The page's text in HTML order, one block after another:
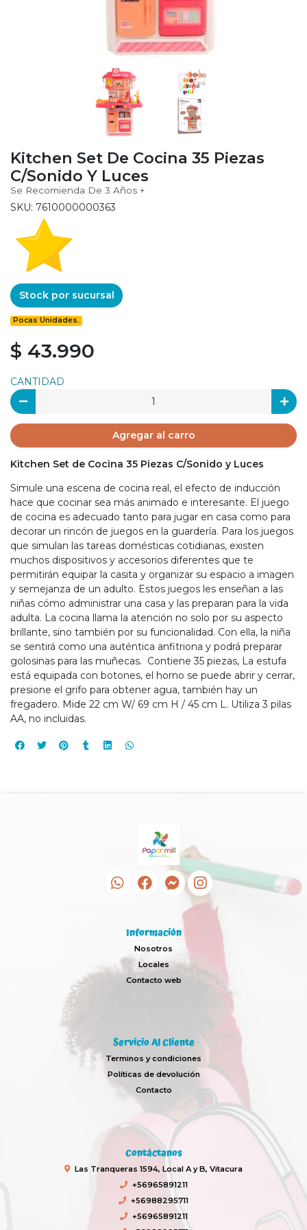
Kitchen Set De Cocina 35 Piezas
C/Sonido Y Luces
Se Recomienda De 3 Años +
SKU: 7610000000363
Stock por sucursal
Pocas Unidades.
$ 43.990
CANTIDAD
Agregar al carro
Kitchen Set de Cocina 35 Piezas C/Sonido y Luces
Simule una escena de cocina real, el efecto de inducción
hace que cocinar sea más animado e interesante. El juego
de cocina es adecuado tanto para jugar en casa como para
decorar un rincón de juegos en la guardería. Para los juegos
que simulan las tareas domésticas cotidianas, existen
muchos dispositivos y accesorios diferentes que te
permitirán equipar la casita y organizar su espacio a imagen
y semejanza de un adulto. Estos juegos les enseñan a las
niñas cómo administrar una casa y las preparan para la vida
adulta. La cocina llama la atención no solo por su aspecto
brillante, sino también por su funcionalidad. Con ella, la niña
se sentirá como una auténtica anfitriona y podrá preparar
golosinas para las muñecas. Contiene 35 piezas, La estufa
está equipada con botones, el horno se puede abrir y cerrar,
presione el grifo para obtener agua, también hay un
fregadero. Mide 22 cm W/ 69 cm H / 45 cm L. Utiliza 3 pilas
AA, no incluidas.
Información
Nosotros
Locales
Contacto web
Servicio Al Cliente
Terminos y condiciones
Políticas de devolución
Contacto
Contáctanos
Las Tranqueras 1594, Local A y B, Vitacura
+56965891211
+56988295711
+56965891211